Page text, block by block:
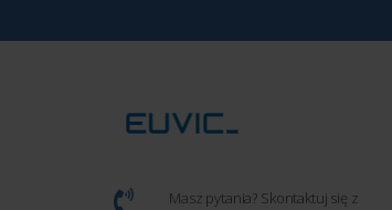
Masz pytania? Skontaktuj się z